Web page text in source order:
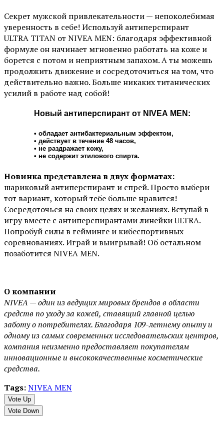
Секрет мужской привлекательности — непоколебимая
уверенность в себе! Используй антиперспирант
ULTRA TITAN от NIVEA MEN: благодаря эффективной
формуле он начинает мгновенно работать на коже и
борется с потом и неприятным запахом. А ты можешь
продолжить движение и сосредоточиться на том, что
действительно важно. Больше никаких титанических
усилий в работе над собой!
Новый антиперспирант от NIVEA MEN:
• обладает антибактериальным эффектом,
• действует в течение 48 часов,
• не раздражает кожу,
• не содержит этилового спирта.
Новинка представлена в двух форматах:
шариковый антиперспирант и спрей. Просто выбери
тот вариант, который тебе больше нравится!
Сосредоточься на своих целях и желаниях. Вступай в
игру вместе с антиперспирантами линейки ULTRA.
Попробуй силы в гейминге и кибеспортивных
соревнованиях. Играй и выигрывай! Об остальном
позаботится NIVEA MEN.
О компании
NIVEA — один из ведущих мировых брендов в области
средств по уходу за кожей, ставящий главной целью
заботу о потребителях. Благодаря 109-летнему опыту и
одному из самых современных исследовательских центров,
компания неизменно предоставляет покупателям
инновационные и высококачественные косметические
средства.
Tags:NIVEA MEN
Vote Up
Vote Down